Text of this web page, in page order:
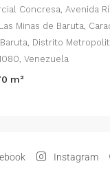
Terrazas
Las
Caracas,
del
Instagram